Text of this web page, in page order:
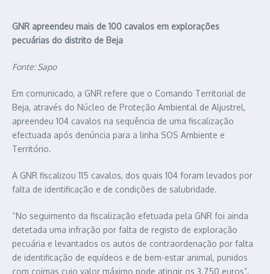
GNR apreendeu mais de 100 cavalos em explorações
pecuárias do distrito de Beja
Fonte: Sapo
Em comunicado, a GNR refere que o Comando Territorial de
Beja, através do Núcleo de Proteção Ambiental de Aljustrel,
apreendeu 104 cavalos na sequência de uma fiscalização
efectuada após denúncia para a linha SOS Ambiente e
Território.
A GNR fiscalizou 115 cavalos, dos quais 104 foram levados por
falta de identificação e de condições de salubridade.
“No seguimento da fiscalização efetuada pela GNR foi ainda
detetada uma infração por falta de registo de exploração
pecuária e levantados os autos de contraordenação por falta
de identificação de equídeos e de bem-estar animal, punidos
com coimas cujo valor máximo pode atingir os 3.750 euros”,